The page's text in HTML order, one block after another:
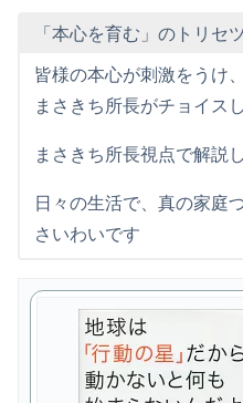
「本心を育む」のトリセ
皆様の本心が刺激をうけ
まさきち所長がチョイスし
まさきち所長視点で解説
日々の生活で、真の家庭
さいわいです